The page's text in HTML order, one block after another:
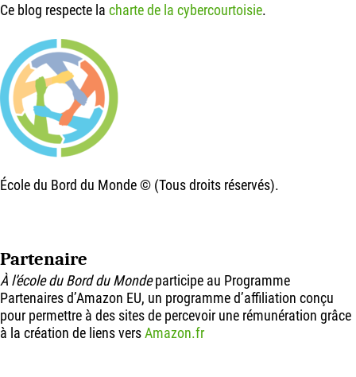
Ce blog respecte la charte de la cybercourtoisie.
École du Bord du Monde © (Tous droits réservés).
Partenaire
À l’école du Bord du Mondeparticipe au Programme
Partenaires d’Amazon EU, un programme d’affiliation conçu
pour permettre à des sites de percevoir une rémunération grâce
à la création de liens versAmazon.fr